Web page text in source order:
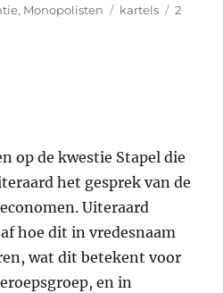
, Monopolisten Tags
kartels
2
op de kwestie Stapel die
het gesprek van de
Uiteraard
hoe dit in vredesnaam
wat dit betekent voor
en in